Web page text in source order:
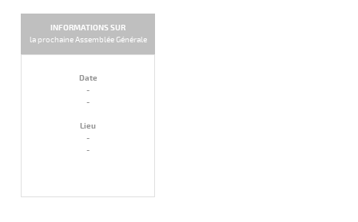
INFORMATIONS SUR
la prochaine Assemblée Générale
Date
-
-
Lieu
-
-